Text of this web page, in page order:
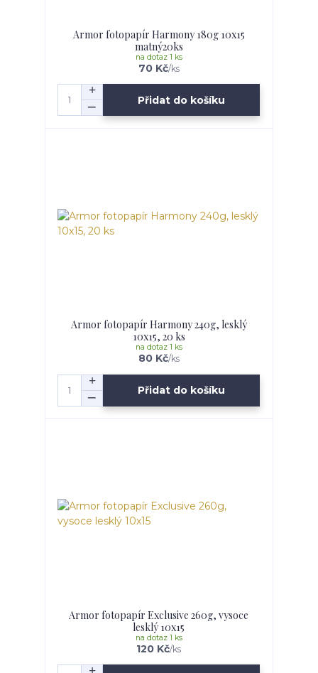
Armor fotopapír Harmony 180g 10x15
matný20ks
70 Kč/ks
na dotaz 1 ks
Přidat do košíku
Armor fotopapír Harmony 240g, lesklý
10x15, 20 ks
80 Kč/ks
na dotaz 1 ks
Přidat do košíku
Armor fotopapír Exclusive 260g, vysoce
lesklý 10x15
120 Kč/ks
na dotaz 1 ks